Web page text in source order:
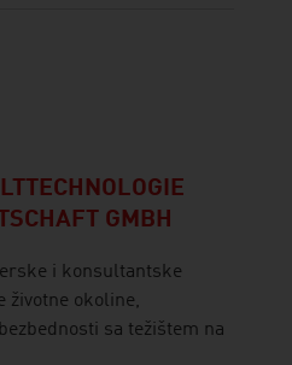
GMBH
i konsultantske
životne okoline,
sa težištem na